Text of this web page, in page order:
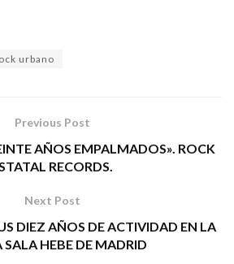
urbano
Previous Post
AÑOS EMPALMADOS». ROCK
RECORDS.
Next Post
DIEZ AÑOS DE ACTIVIDAD EN LA
SALA HEBE DE MADRID